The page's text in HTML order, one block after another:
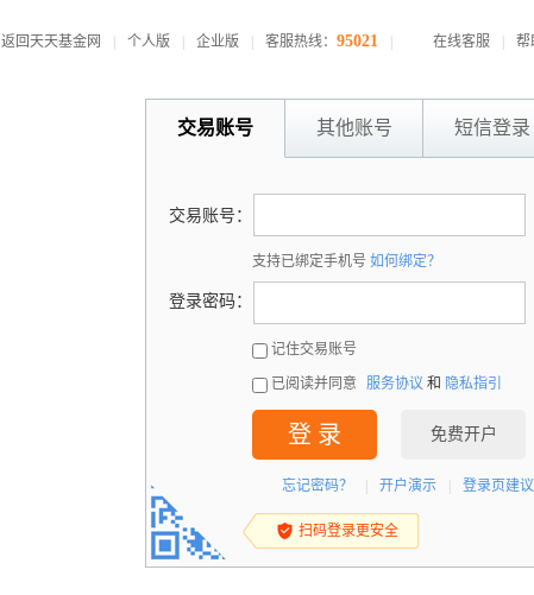
返回天天基金网 个人版 企业版 客服热线： 95021 在线客服 帮
交易账号 其他账号 短信登录
交易账号：
支持已绑定手机号 如何绑定？
登录密码：
记住交易账号
已阅读并同意 服务协议 和 隐私指引
登 录 免费开户
忘记密码？ 开户演示 登录页建议
扫码登录更安全